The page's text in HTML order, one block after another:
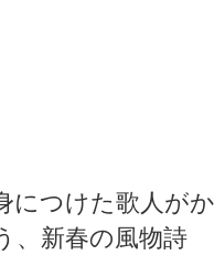
につけた歌人が
、新春の風物詩